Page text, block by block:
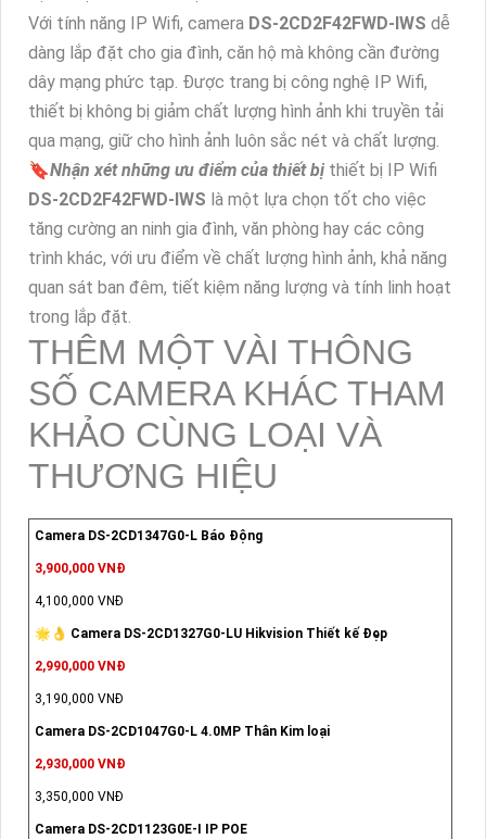
Với tính năng IP Wifi, camera DS-2CD2F42FWD-IWS dễ
dàng lắp đặt cho gia đình, căn hộ mà không cần đường
dây mạng phức tạp. Được trang bị công nghệ IP Wifi,
thiết bị không bị giảm chất lượng hình ảnh khi truyền tải
qua mạng, giữ cho hình ảnh luôn sắc nét và chất lượng.
🔖Nhận xét những ưu điểm của thiết bị thiết bị IP Wifi
DS-2CD2F42FWD-IWS là một lựa chọn tốt cho việc
tăng cường an ninh gia đình, văn phòng hay các công
trình khác, với ưu điểm về chất lượng hình ảnh, khả năng
quan sát ban đêm, tiết kiệm năng lượng và tính linh hoạt
trong lắp đặt.
THÊM MỘT VÀI THÔNG
SỐ CAMERA KHÁC THAM
KHẢO CÙNG LOẠI VÀ
THƯƠNG HIỆU
Camera DS-2CD1347G0-L Báo Động
3,900,000 VNĐ
4,100,000 VNĐ
🌟👌 Camera DS-2CD1327G0-LU Hikvision Thiết kế Đẹp
2,990,000 VNĐ
3,190,000 VNĐ
Camera DS-2CD1047G0-L 4.0MP Thân Kim loại
2,930,000 VNĐ
3,350,000 VNĐ
Camera DS-2CD1123G0E-I IP POE